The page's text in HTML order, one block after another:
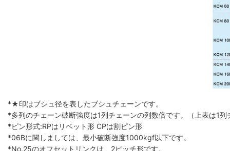
*★印はブシュ径を表したブシュチェーンです。
*多列のチェーン破断強度は1列チェーンの列数倍です。（上表は1
*ピン形式:RPはリベット形 CPは割ピン形
*06Bに関しましては、最小破断強度1000kgf以下です。
*No.25のオフセットリンクは、2ピッチ形です。